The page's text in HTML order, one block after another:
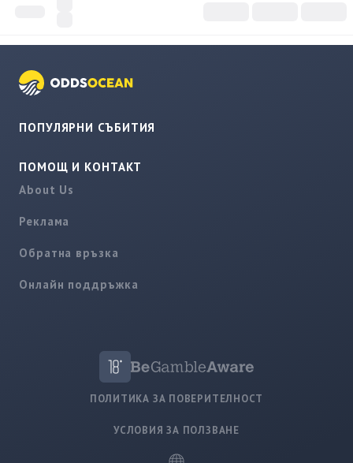
ПОПУЛЯРНИ СЪБИТИЯ
ПОМОЩ И КОНТАКТ
About Us
Реклама
Обратна връзка
Онлайн поддръжка
ПОЛИТИКА ЗА ПОВЕРИТЕЛНОСТ
УСЛОВИЯ ЗА ПОЛЗВАНЕ